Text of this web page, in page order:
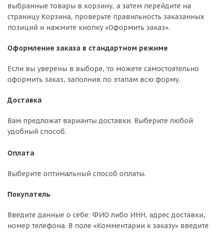
выбранные товары в корзину, а затем перейдите на
страницу Корзина, проверьте правильность заказанных
позиций и нажмите кнопку «Оформить заказ».
Оформление заказа в стандартном режиме
Если вы уверены в выборе, то можете самостоятельно
оформить заказ, заполнив по этапам всю форму.
Доставка
Вам предложат варианты доставки. Выберите любой
удобный способ.
Оплата
Выберите оптимальный способ оплаты.
Покупатель
Введите данные о себе: ФИО либо ИНН, адрес доставки,
номер телефона. В поле «Комментарии к заказу» введите